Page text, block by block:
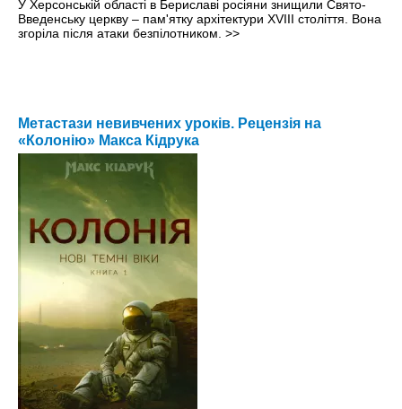
У Херсонській області в Бериславі росіяни знищили Свято-
Введенську церкву – пам'ятку архітектури XVIII століття. Вона
згоріла після атаки безпілотником. >>
Метастази невивчених уроків. Рецензія на
«Колонію» Макса Кідрука